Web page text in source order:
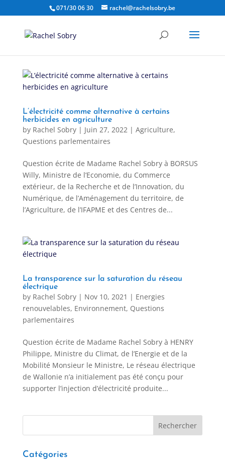
071/30 06 30 rachel@rachelsobry.be
L’électricité comme alternative à certains
herbicides en agriculture
by Rachel Sobry| Juin 27, 2022| Agriculture,
Questions parlementaires
Question écrite de Madame Rachel Sobry à BORSUS
Willy, Ministre de l’Economie, du Commerce
extérieur, de la Recherche et de l’Innovation, du
Numérique, de l’Aménagement du territoire, de
l’Agriculture, de l’IFAPME et des Centres de...
La transparence sur la saturation du réseau
électrique
by Rachel Sobry| Nov 10, 2021 | Energies
renouvelables, Environnement, Questions
parlementaires
Question écrite de Madame Rachel Sobry à HENRY
Philippe, Ministre du Climat, de l’Energie et de la
Mobilité Monsieur le Ministre, Le réseau électrique
de Wallonie n’a initialement pas été conçu pour
supporter l’injection d’électricité produite...
Catégories